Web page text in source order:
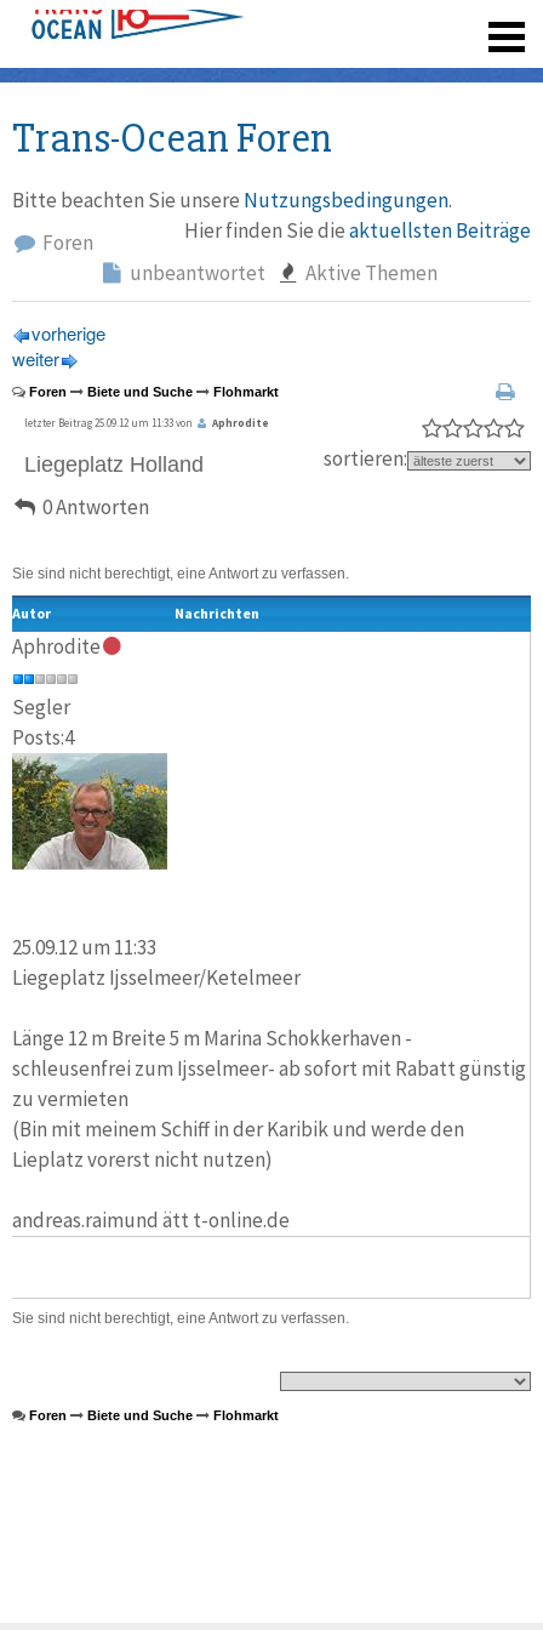
Trans-Ocean Foren
Bitte beachten Sie unsere Nutzungsbedingungen.
Hier finden Sie dieaktuellsten Beiträge
Foren
unbeantwortet
Aktive Themen
vorherige
weiter
Foren Biete und Suche Flohmarkt
letzter Beitrag 25.09.12 um 11:33 von Aphrodite
Liegeplatz Holland
0 Antworten
sortieren:
Sie sind nicht berechtigt, eine Antwort zu verfassen.
Autor Nachrichten
Aphrodite
Segler
Posts:4
25.09.12 um 11:33
Liegeplatz Ijsselmeer/Ketelmeer
Länge 12 m Breite 5 m Marina Schokkerhaven -
schleusenfrei zum Ijsselmeer- ab sofort mit Rabatt günstig
zu vermieten
(Bin mit meinem Schiff in der Karibik und werde den
Lieplatz vorerst nicht nutzen)
andreas.raimund ätt t-online.de
Sie sind nicht berechtigt, eine Antwort zu verfassen.
Foren Biete und Suche Flohmarkt